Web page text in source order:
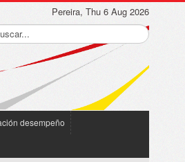
Pereira, Thu 6 Aug 2026
desempeño